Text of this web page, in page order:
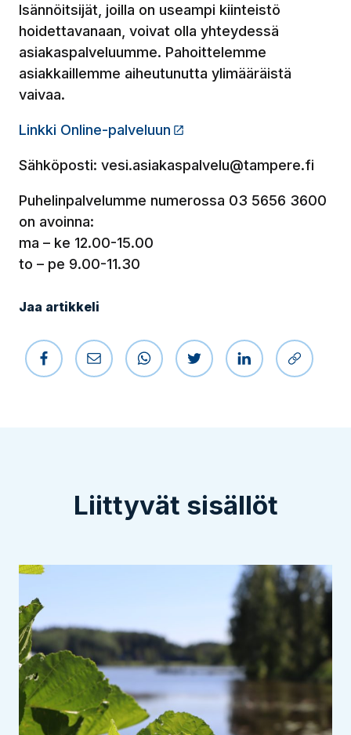
Isännöitsijät, joilla on useampi kiinteistö
hoidettavanaan, voivat olla yhteydessä
asiakaspalveluumme. Pahoittelemme
asiakkaillemme aiheutunutta ylimääräistä
vaivaa.
Linkki Online-palveluun
Sähköposti: vesi.asiakaspalvelu@tampere.fi
Puhelinpalvelumme numerossa 03 5656 3600
on avoinna:
ma – ke 12.00-15.00
to – pe 9.00-11.30
Jaa artikkeli
Jaa Facebookissa
Jaa sähköpostilla
Jaa WhatsAppissa
Jaa Twitterissä
Jaa Kopioi
Liittyvät sisällöt